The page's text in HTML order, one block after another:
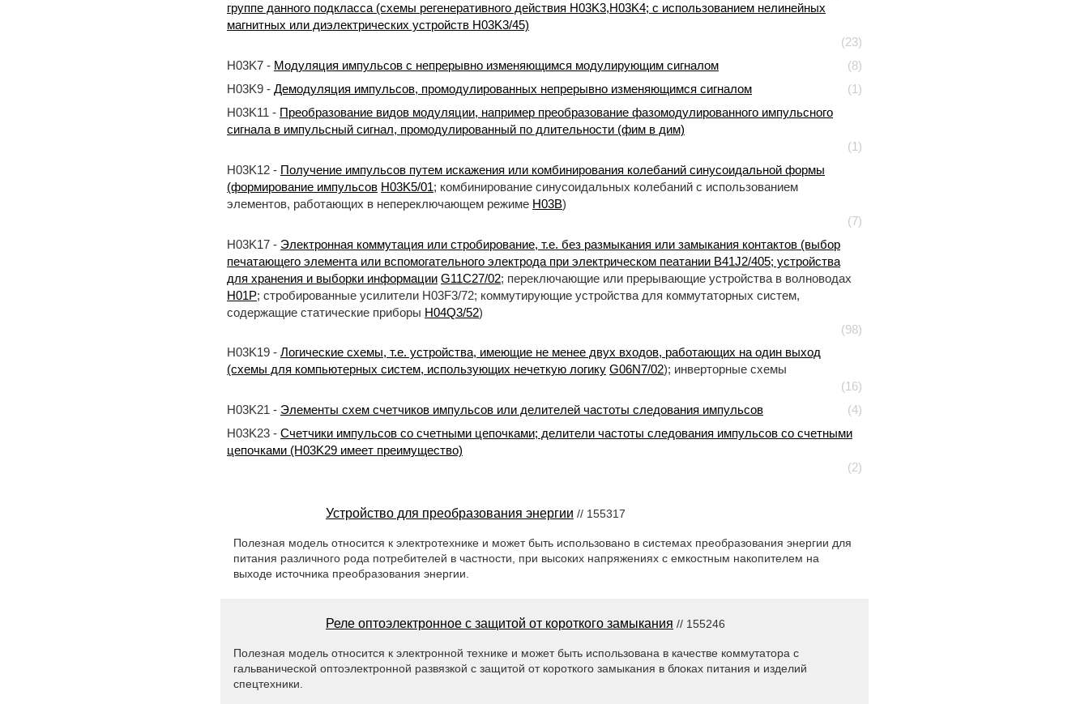
группе данного подкласса (схемы регенеративного действия H03K3,H03K4; с использованием нелинейных
магнитных или диэлектрических устройств H03K3/45)
(23)
H03K7 - Модуляция импульсов с непрерывно изменяющимся модулирующим сигналом
(8)
H03K9 - Демодуляция импульсов, промодулированных непрерывно изменяющимся сигналом
(1)
H03K11 - Преобразование видов модуляции, например преобразование фазомодулированного импульсного
сигнала в импульсный сигнал, промодулированный по длительности (фим в дим)
(1)
H03K12 - Получение импульсов путем искажения или комбинирования колебаний синусоидальной формы
(формирование импульсов H03K5/01; комбинирование синусоидальных колебаний с использованием
элементов, работающих в непереключающем режиме H03B)
(7)
H03K17 - Электронная коммутация или стробирование, т.е. без размыкания или замыкания контактов (выбор
печатающего элемента или вспомогательного электрода при электрическом пеатании B41J2/405; устройства
для хранения и выборки информации G11C27/02; переключающие или прерывающие устройства в волноводах
H01P; стробированные усилители H03F3/72; коммутирующие устройства для коммутаторных систем,
содержащие статические приборы H04Q3/52)
(98)
H03K19 - Логические схемы, т.е. устройства, имеющие не менее двух входов, работающих на один выход
(схемы для компьютерных систем, использующих нечеткую логику G06N7/02); инверторные схемы
(16)
H03K21 - Элементы схем счетчиков импульсов или делителей частоты следования импульсов
(4)
H03K23 - Счетчики импульсов со счетными цепочками; делители частоты следования импульсов со счетными
цепочками (H03K29 имеет преимущество)
(2)
Устройство для преобразования энергии // 155317
Полезная модель относится к электротехнике и может быть использовано в системах преобразования энергии для
питания различного рода потребителей в частности, при высоких напряжениях с емкостным накопителем на
выходе источника преобразования энергии.
Реле оптоэлектронное с защитой от короткого замыкания // 155246
Полезная модель относится к электронной технике и может быть использована в качестве коммутатора с
гальванической оптоэлектронной развязкой с защитой от короткого замыкания в блоках питания и изделий
спецтехники.